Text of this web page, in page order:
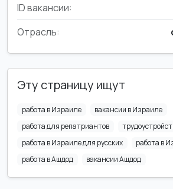
ID вакансии:
Отрасль:
Эту страницу ищут
работа в Израиле
вакансии в Израиле
работа для репатриантов
работа в Израиле для русских
работа в
работа в Ашдод
вакансии Ашдод